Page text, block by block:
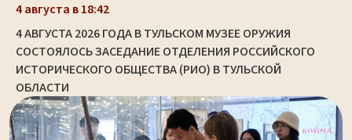
4 августа в 18:42
4 АВГУСТА 2026 ГОДА В ТУЛЬСКОМ МУЗЕЕ ОРУЖИЯ
СОСТОЯЛОСЬ ЗАСЕДАНИЕ ОТДЕЛЕНИЯ РОССИЙСКОГО
ИСТОРИЧЕСКОГО ОБЩЕСТВА (РИО) В ТУЛЬСКОЙ
ОБЛАСТИ